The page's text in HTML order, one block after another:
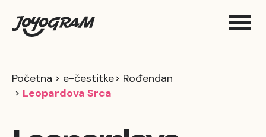
Početna e-čestitke
Rođendan
Leopardova Srca